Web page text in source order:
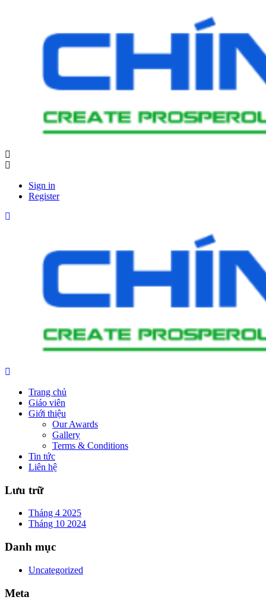
Sign in
Register
Trang chủ
Giáo viên
Giới thiệu
Our Awards
Gallery
Terms & Conditions
Tin tức
Liên hệ
Lưu trữ
Tháng 4 2025
Tháng 10 2024
Danh mục
Uncategorized
Meta